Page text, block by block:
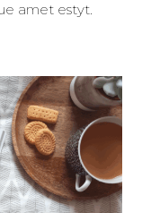
amet estyt.